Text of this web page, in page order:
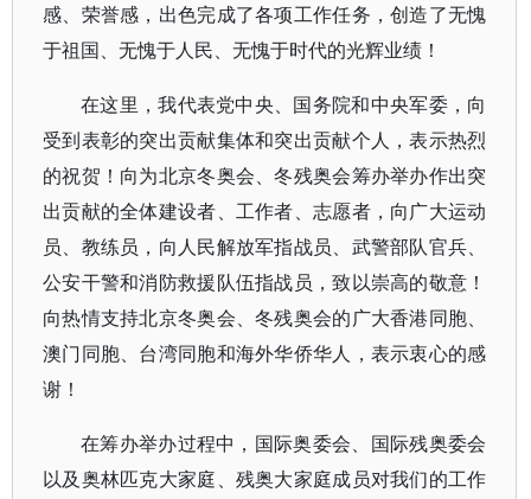
感、荣誉感，出色完成了各项工作任务，创造了无愧
于祖国、无愧于人民、无愧于时代的光辉业绩！
在这里，我代表党中央、国务院和中央军委，向
受到表彰的突出贡献集体和突出贡献个人，表示热烈
的祝贺！向为北京冬奥会、冬残奥会筹办举办作出突
出贡献的全体建设者、工作者、志愿者，向广大运动
员、教练员，向人民解放军指战员、武警部队官兵、
公安干警和消防救援队伍指战员，致以崇高的敬意！
向热情支持北京冬奥会、冬残奥会的广大香港同胞、
澳门同胞、台湾同胞和海外华侨华人，表示衷心的感
谢！
在筹办举办过程中，国际奥委会、国际残奥委会
以及奥林匹克大家庭、残奥大家庭成员对我们的工作